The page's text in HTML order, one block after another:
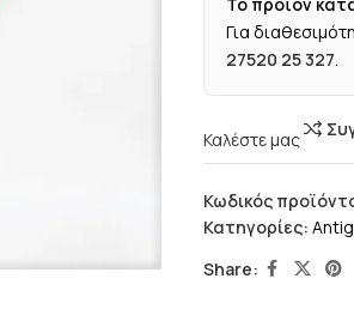
Για
27520 25 327.
Καλέστε μας
Κωδικός
Κατηγορίες:
Share: